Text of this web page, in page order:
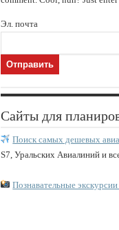
Эл. почта
Сайты для
Поиск самых дешевых
S7, Уральских Авиалиний и
Познавательные